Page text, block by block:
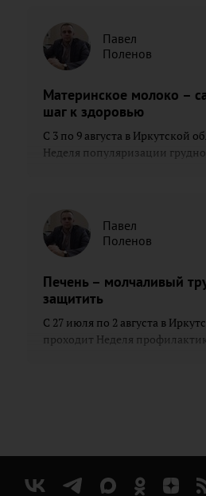
Павел
Поленов
Материнское молоко –
шаг к здоровью
С 3 по 9 августа в Иркутской
Неделя популяризации
Павел
Поленов
Печень – молчаливый
защитить
С 27 июля по 2 августа в
проходит Неделя